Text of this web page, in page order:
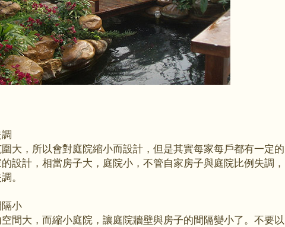
大，所以會對庭院縮小而設計，但是其實每家每戶都有一定的
設計，相當房子大，庭院小，不管自家房子與庭院比例失調，
。
小
間大，而縮小庭院，讓庭院牆壁與房子的間隔變小了。不要以